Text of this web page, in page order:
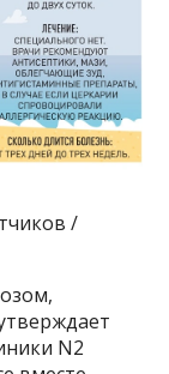
/
N2